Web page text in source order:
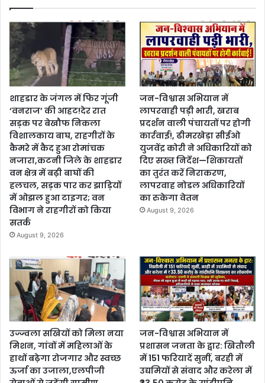
शाहडार के जंगल में फिर गूंजी
‘वनराज’ की आहट!देर रात
सड़क पर बेखौफ निकला
विशालकाय बाघ, राहगीरों के
कैमरे में कैद हुआ रोमांचक
नजारा,कटनी जिले के शाहडार
वन क्षेत्र में बढ़ी बाघों की
हलचल, सड़क पार कर झाड़ियों
में ओझल हुआ टाइगर; वन
विभाग ने राहगीरों को किया
सतर्क
August 9, 2026
जन-विश्वास अभियान में
लापरवाही पड़ी भारी, खराब
प्रदर्शन वाली पंचायतों पर होगी
कार्रवाई!, ढीमरखेड़ा सीईओ
युजवेंद्र कोरी ने अधिकारियों को
दिए सख्त निर्देश—शिकायतों
का तुरंत करें निराकरण,
लापरवाह नोडल अधिकारियों
का रुकेगा वेतन
August 9, 2026
उज्ज्वला सखियों को मिला नया
मिशन, गांवों में महिलाओं के
हाथों बढ़ेगा रोजगार और स्वच्छ
ऊर्जा का उजाला,एलपीजी
जन-विश्वास अभियान में
प्रशासन जनता के द्वार: खितौली
में 151 फरियादें सुनीं, बरही में
उद्यमियों से संवाद और करेला में